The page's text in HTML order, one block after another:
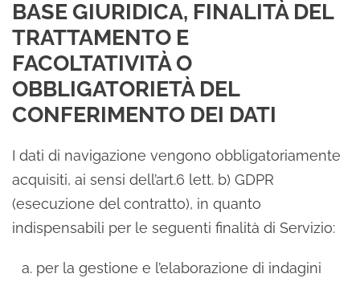
BASE GIURIDICA, FINALITÀ DEL
TRATTAMENTO E
FACOLTATIVITÀ O
OBBLIGATORIETÀ DEL
CONFERIMENTO DEI DATI
I dati di navigazione vengono obbligatoriamente
acquisiti, ai sensi dell’art.6 lett. b) GDPR
(esecuzione del contratto), in quanto
indispensabili per le seguenti finalità di Servizio:
per la gestione e l’elaborazione di indagini